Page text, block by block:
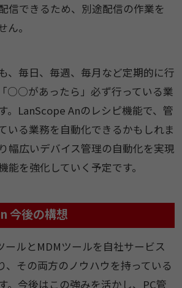
信できるため、別途配信の作業を
。
、毎日、毎週、毎月など定期的に行
○○があったら」必ず行っている業
。LanScope Anのレシピ機能で、管
いる業務を自動化できるかもしれま
幅広いデバイス管理の自動化を実現
能を強化していく予定です。
今後の構想
ールとMDMツールを自社サービス
、その両方のノウハウを持っている
。今後はこの強みを活かし、PC管